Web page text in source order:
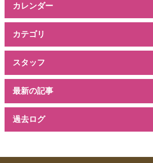
カレンダー
カテゴリ
スタッフ
最新の記事
過去ログ